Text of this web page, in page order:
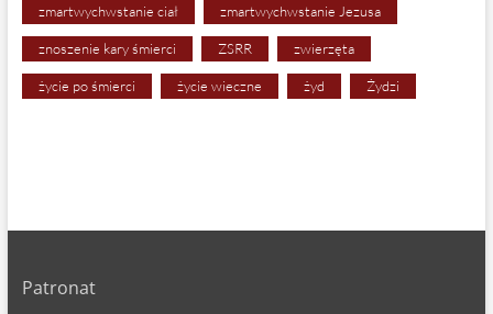
zmartwychwstanie ciał zmartwychwstanie Jezusa
znoszenie kary śmierci ZSRR zwierzęta
życie po śmierci życie wieczne żyd Żydzi
Patronat